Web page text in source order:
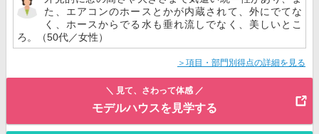
た、エアコンのホースとかが内蔵されて、外にでてな
く、ホースからでる水も垂れ流しでなく、美しいとこ
ろ。（50代／女性）
＞項目・部門別得点の詳細を見る
＼ 見て、さわって体感 ／
モデルハウスを見学する